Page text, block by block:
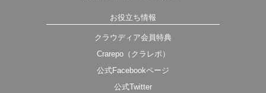
お役立ち情報
クラウディア会員特典
Crarepo（クラレポ）
公式Facebookページ
公式Twitter